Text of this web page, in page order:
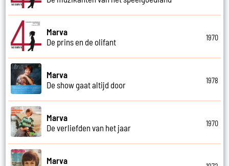
Marva
De prins en de olifant
1970
Marva
De show gaat altijd door
1978
Marva
De verliefden van het jaar
1970
Marva